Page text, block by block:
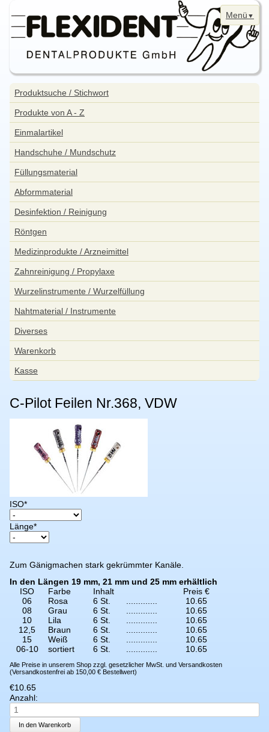
Menü
Navigation
überspringen
News
Bestellung
Kontakt
Aktuelle Angebote
WebShop
Impressum
Datenschutzerklärung
Sitemap
Navigation
überspringen
Produktsuche / Stichwort
Produkte von A - Z
Einmalartikel
Handschuhe / Mundschutz
Füllungsmaterial
Abformmaterial
Desinfektion / Reinigung
Röntgen
Medizinprodukte / Arzneimittel
Zahnreinigung / Propylaxe
Wurzelinstrumente / Wurzelfüllung
Nahtmaterial / Instrumente
Diverses
Warenkorb
Kasse
C-Pilot Feilen Nr.368, VDW
Pflichtfeld
ISO*
Pflichtfeld
Länge*
Zum Gänigmachen stark gekrümmter Kanäle.
In den Längen 19 mm, 21 mm und 25 mm erhältlich
ISO
Farbe Inhalt
Preis €
06
Rosa 6 St.
10.65
08
Grau 6 St.
10.65
10
Lila 6 St.
10.65
12,5
Braun 6 St.
10.65
15
Weiß 6 St.
10.65
06-10
sortiert 6 St. 10.65
Alle Preise in unserem Shop zzgl. gesetzlicher MwSt. und Versandkosten
(Versandkostenfrei ab 150,00 € Bestellwert)
€10.65
Anzahl: